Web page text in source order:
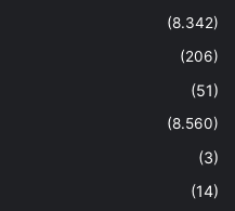
(8.342)
(206)
(51)
(8.560)
(3)
(14)